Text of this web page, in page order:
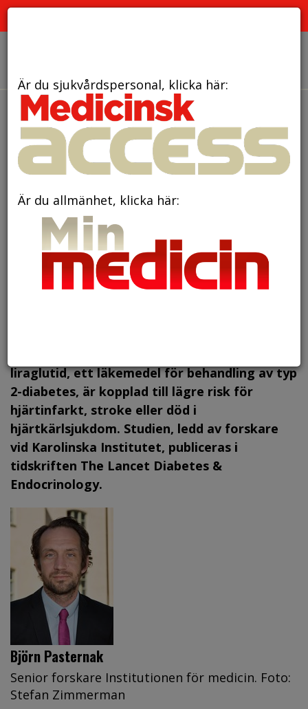
den 19 december 2018
Lägre risk för allvarliga
hjärtkärlhändelser med vanligt
diabetesläkemedel
liraglutid, ett läkemedel för behandling av typ
2-diabetes, är kopplad till lägre risk för
hjärtinfarkt, stroke eller död i
hjärtkärlsjukdom. Studien, ledd av forskare
vid Karolinska Institutet, publiceras i
tidskriften The Lancet Diabetes &
Endocrinology.
Björn Pasternak
Senior forskare Institutionen för medicin. Foto:
Stefan Zimmerman
Är du sjukvårdspersonal, klicka här:
Är du allmänhet, klicka här: